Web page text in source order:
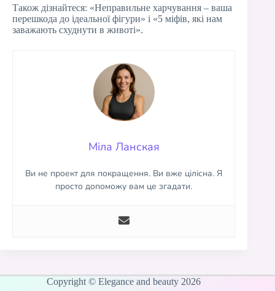
Також дізнайтеся: «Неправильне харчування – ваша
перешкода до ідеальної фігури» і «5 міфів, які нам
заважають схуднути в животі».
Міла Ланская
Ви не проект для покращення. Ви вже цілісна. Я
просто допоможу вам це згадати.
Copyright © Elegance and beauty 2026